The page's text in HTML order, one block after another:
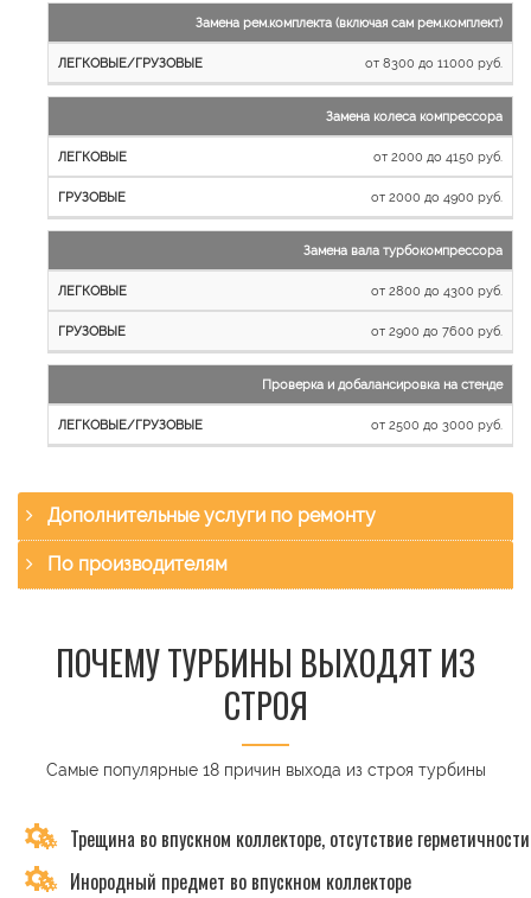
Замена рем.комплекта (включая сам рем.комплект)
от 8300 до 11000 руб.
Замена колеса компрессора
от 2000 до 4150 руб.
от 2000 до 4900 руб.
Замена вала турбокомпрессора
от 2800 до 4300 руб.
от 2900 до 7600 руб.
Проверка и добалансировка на стенде
от 2500 до 3000 руб.
Дополнительные услуги по ремонту
По производителям
ПОЧЕМУ ТУРБИНЫ ВЫХОДЯТ ИЗ
СТРОЯ
Самые популярные 18 причин выхода из строя турбины
Трещина во впускном коллекторе, отсутствие герметичности
Инородный предмет во впускном коллекторе